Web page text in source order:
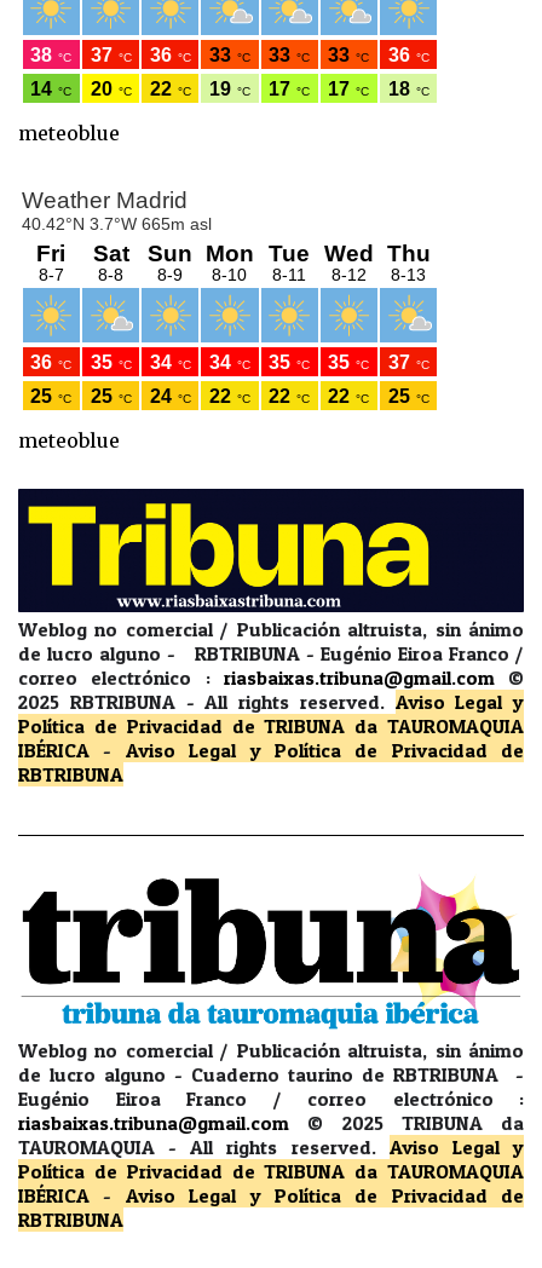
meteoblue
meteoblue
Weblog no comercial / Publicación altruista, sin ánimo
de lucro alguno - RBTRIBUNA - Eugénio Eiroa Franco /
correo electrónico : riasbaixas.tribuna@gmail.com
©
2025 RBTRIBUNA -All rights reserved. Aviso Legal y
Política de Privacidad de TRIBUNA da TAUROMAQUIA
IBÉRICA - Aviso Legal y Política de Privacidad
de
RBTRIBUNA
Weblog no comercial / Publicación altruista, sin ánimo
de lucro alguno - Cuaderno taurino de RBTRIBUNA -
Eugénio Eiroa Franco / correo electrónico :
riasbaixas.tribuna@gmail.com
© 2025 TRIBUNA da
TAUROMAQUIA -All rights reserved. Aviso Legal y
Política de Privacidad de TRIBUNA da TAUROMAQUIA
IBÉRICA - Aviso Legal y Política de Privacidad
de
RBTRIBUNA